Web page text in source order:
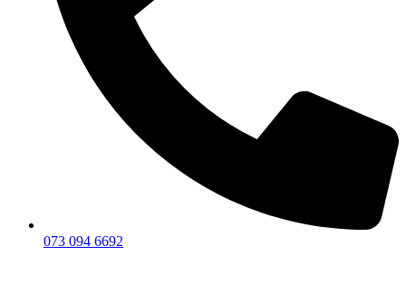
073 094 6692